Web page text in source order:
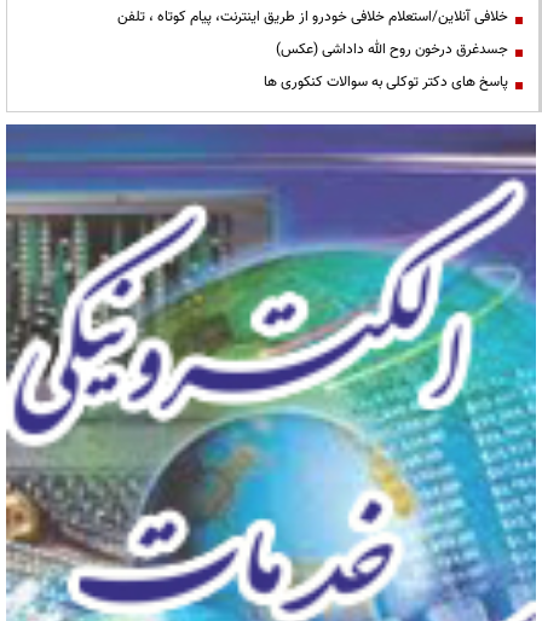
خلافی آنلاین/استعلام خلافی خودرو از طریق اینترنت، پیام کوتاه ، تلفن
جسدغرق درخون روح الله داداشی (عکس)
پاسخ های دکتر توکلی به سوالات کنکوری ها